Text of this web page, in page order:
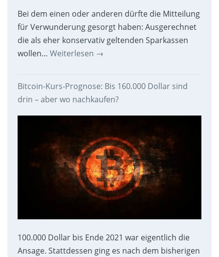
Bei dem einen oder anderen dürfte die Mitteilung
für Verwunderung gesorgt haben: Ausgerechnet
die als eher konservativ geltenden Sparkassen
wollen… Weiterlesen →
Bitcoin-Kurs-Prognose: Bis 160.000 Dollar sind
drin – aber wo nachkaufen?
100.000 Dollar bis Ende 2021 war eigentlich die
Ansage. Stattdessen ging es nach dem bisherigen